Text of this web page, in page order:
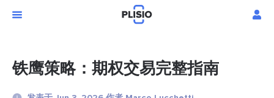
铁鹰策略：期权交易完整指南